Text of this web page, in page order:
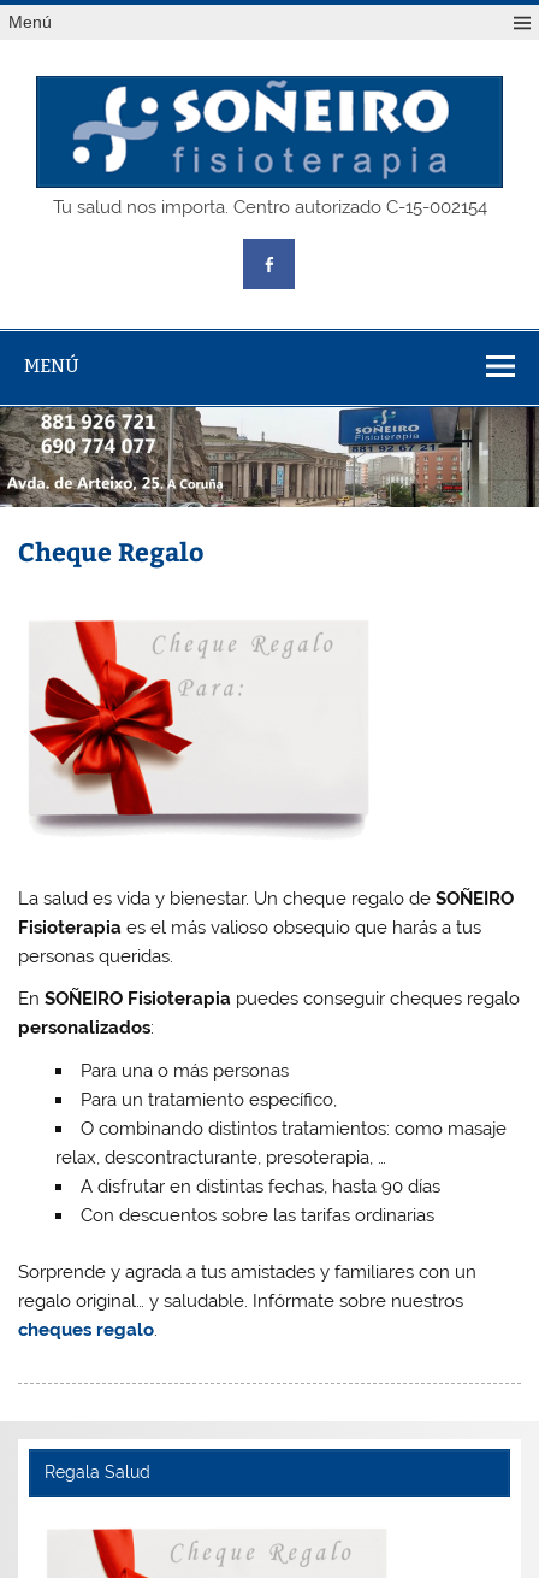
Saltar
alMenú
SOÑEIRO
Tu salud nos importa. Centro autorizado C-15-002154
MENÚ
Cheque Regalo
La salud es vida y bienestar. Un cheque regalo deSOÑEIRO
Fisioterapia es el más valioso obsequio que harás a tus
personas queridas.
EnSOÑEIRO Fisioterapia puedes conseguir cheques regalo
personalizados:
Para una o más personas
Para un tratamiento específico,
O combinando distintos tratamientos: como masaje
relax, descontracturante, presoterapia, …
A disfrutar en distintas fechas, hasta 90 días
Con descuentos sobre las tarifas ordinarias
Sorprende y agrada a tus amistades y familiares con un
regalo original… y saludable. Infórmate sobre nuestros
cheques regalo
Regala Salud